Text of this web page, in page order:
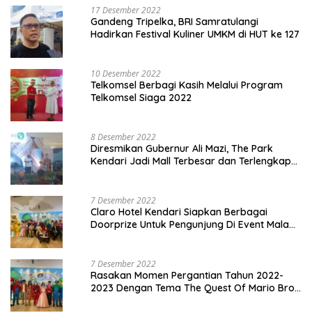
17 Desember 2022
Gandeng Tripelka, BRI Samratulangi
Hadirkan Festival Kuliner UMKM di HUT ke 127
10 Desember 2022
Telkomsel Berbagi Kasih Melalui Program
Telkomsel Siaga 2022
8 Desember 2022
Diresmikan Gubernur Ali Mazi, The Park
Kendari Jadi Mall Terbesar dan Terlengkap
7 Desember 2022
Claro Hotel Kendari Siapkan Berbagai
Doorprize Untuk Pengunjung Di Event Malam
7 Desember 2022
Rasakan Momen Pergantian Tahun 2022-
2023 Dengan Tema The Quest Of Mario Bros